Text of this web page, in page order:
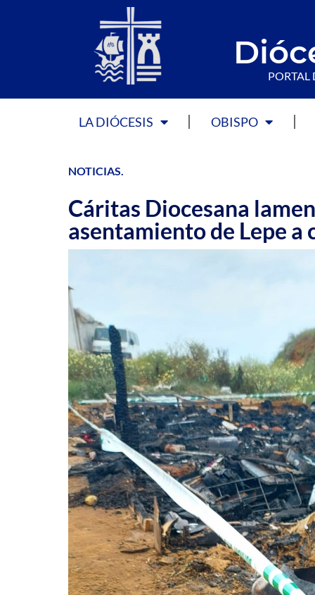
PORTAL
LA DIÓCESIS OBISPO
NOTICIAS.
Cáritas Diocesana
asentamiento de Lepe a